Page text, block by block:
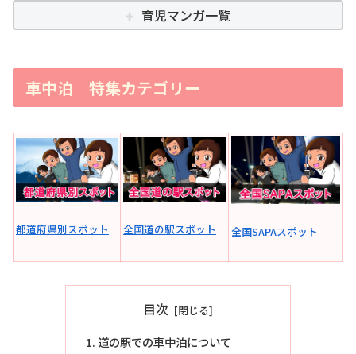
育児マンガ一覧
車中泊 特集カテゴリー
都道府県別スポット 全国道の駅スポット 全国SAPAスポット
目次
道の駅での車中泊について